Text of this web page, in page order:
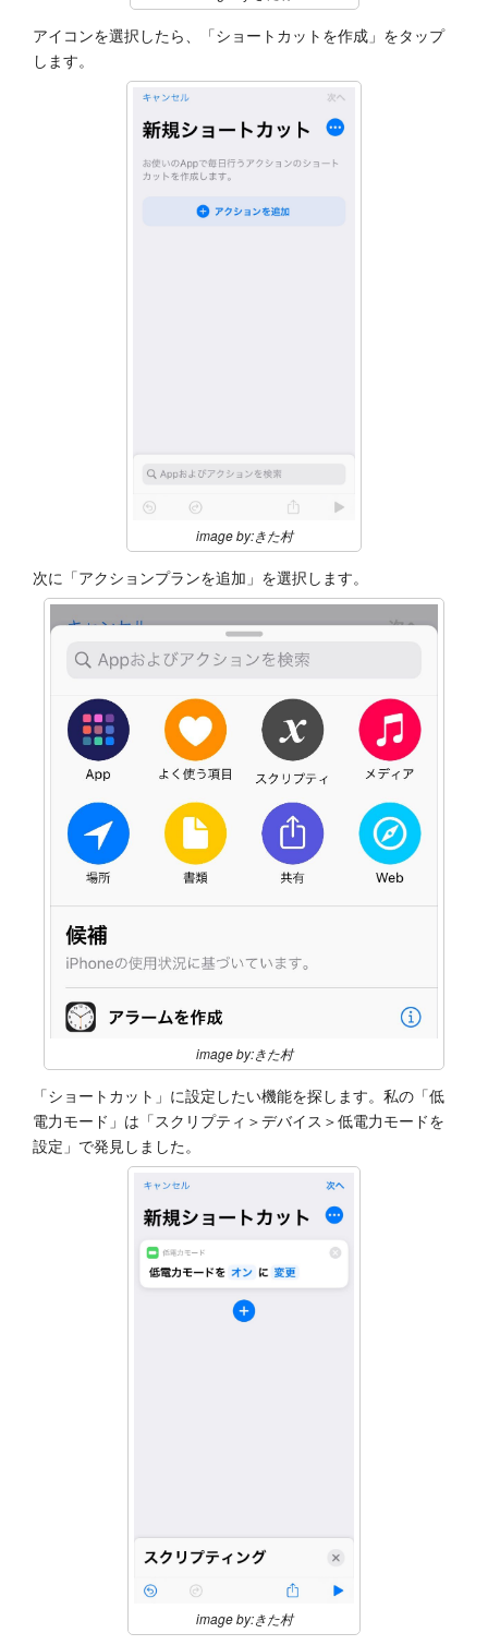
アイコンを選択したら、「ショートカットを作成」をタップ
します。
image by:きた村
次に「アクションプランを追加」を選択します。
image by:きた村
「ショートカット」に設定したい機能を探します。私の「低
電力モード」は「スクリプティ＞デバイス＞低電力モードを
設定」で発見しました。
image by:きた村